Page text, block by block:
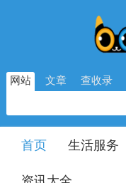
网站 文章 查收录
首页 生活服务